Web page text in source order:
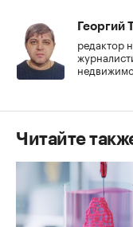
Георгий
редактор
Читайте